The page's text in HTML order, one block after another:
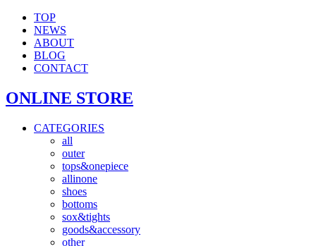
TOP
NEWS
ABOUT
BLOG
CONTACT
ONLINE STORE
CATEGORIES
all
outer
tops&onepiece
allinone
shoes
bottoms
sox&tights
goods&accessory
other